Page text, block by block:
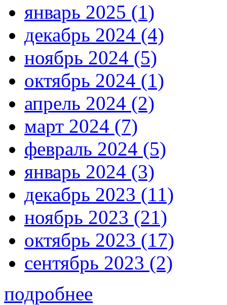
январь 2025 (1)
декабрь 2024 (4)
ноябрь 2024 (5)
октябрь 2024 (1)
апрель 2024 (2)
март 2024 (7)
февраль 2024 (5)
январь 2024 (3)
декабрь 2023 (11)
ноябрь 2023 (21)
октябрь 2023 (17)
сентябрь 2023 (2)
подробнее